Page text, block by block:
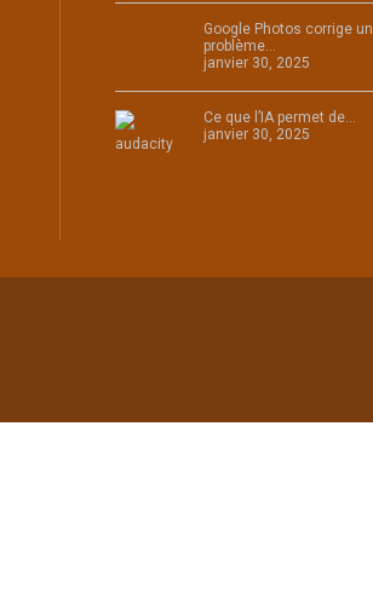
Google Photos corrige un
problème…
janvier 30, 2025
Ce que l’IA permet de…
janvier 30, 2025